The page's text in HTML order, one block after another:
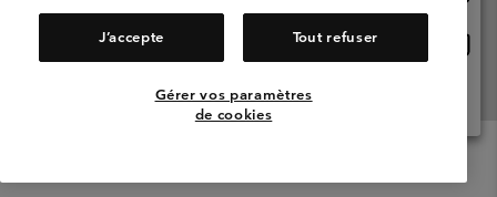
J’accepte Tout refuser
Gérer vos paramètres
de cookies
ligne
France
Voir Tous Les Pays